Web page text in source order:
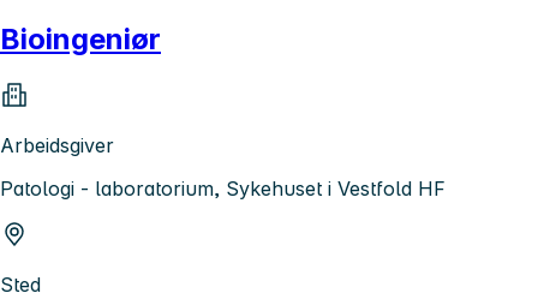
Bioingeniør
Arbeidsgiver
Patologi - laboratorium, Sykehuset i Vestfold HF
Sted